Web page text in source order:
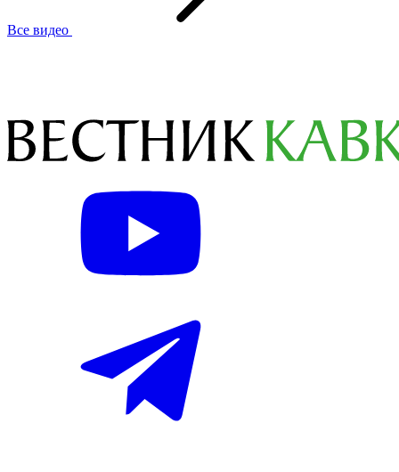
Все видео